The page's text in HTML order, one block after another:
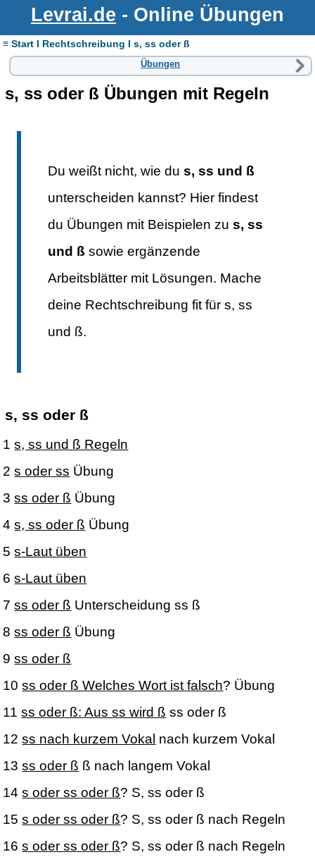
Levrai.de - Online Übungen
≡ Start I Rechtschreibung I s, ss oder ß
Übungen
s, ss oder ß Übungen mit Regeln
Du weißt nicht, wie du s, ss und ß
unterscheiden kannst? Hier findest
du Übungen mit Beispielen zu s, ss
und ß sowie ergänzende
Arbeitsblätter mit Lösungen. Mache
deine Rechtschreibung fit für s, ss
und ß.
s, ss oder ß
1s, ss und ß Regeln
2s oder ss Übung
3ss oder ß Übung
4s, ss oder ß Übung
5s-Laut üben
6s-Laut üben
7ss oder ß Unterscheidung ss ß
8ss oder ß Übung
9ss oder ß
10ss oder ß Welches Wort ist falsch? Übung
11ss oder ß: Aus ss wird ß ss oder ß
12ss nach kurzem Vokal nach kurzem Vokal
13ss oder ß ß nach langem Vokal
14s oder ss oder ß? S, ss oder ß
15s oder ss oder ß? S, ss oder ß nach Regeln
16s oder ss oder ß? S, ss oder ß nach Regeln